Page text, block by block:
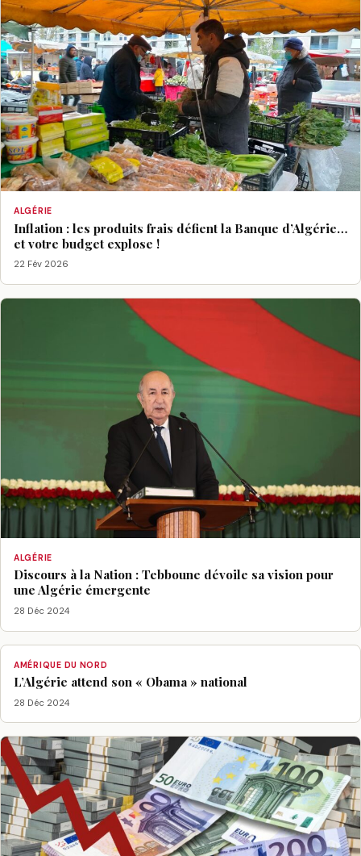
ALGÉRIE
Inflation : les produits frais défient la Banque d’Algérie…
et votre budget explose !
22 Fév 2026
ALGÉRIE
Discours à la Nation : Tebboune dévoile sa vision pour
une Algérie émergente
28 Déc 2024
AMÉRIQUE DU NORD
L’Algérie attend son « Obama » national
28 Déc 2024